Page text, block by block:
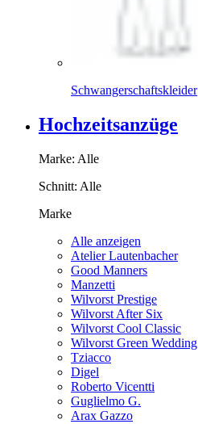
Schwangerschaftskleider
Hochzeitsanzüge
Marke: Alle
Schnitt: Alle
Marke
Alle anzeigen
Atelier Lautenbacher
Good Manners
Manzetti
Wilvorst Prestige
Wilvorst After Six
Wilvorst Cool Classic
Wilvorst Green Wedding
Tziacco
Digel
Roberto Vicentti
Guglielmo G.
Arax Gazzo